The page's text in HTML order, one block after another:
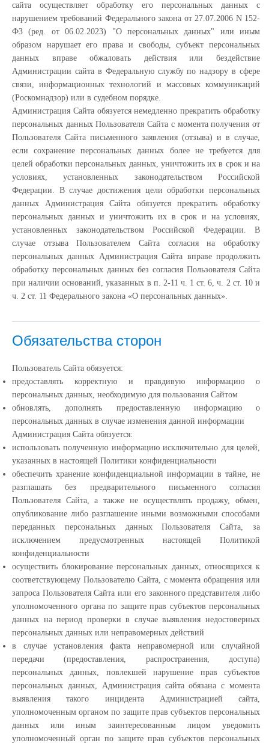
сайта осуществляет обработку его персональных данных с
нарушением требований Федерального закона от 27.07.2006 N 152-
ФЗ (ред. от 06.02.2023) "О персональных данных" или иным
образом нарушает его права и свободы, субъект персональных
данных вправе обжаловать действия или бездействие
Администрации сайта в Федеральную службу по надзору в сфере
связи, информационных технологий и массовых коммуникаций
(Роскомнадзор) или в судебном порядке.
Администрация Сайта обязуется немедленно прекратить обработку
персональных данных Пользователя Сайта с момента получения от
Пользователя Сайта письменного заявления (отзыва) и в случае,
если сохранение персональных данных более не требуется для
целей обработки персональных данных, уничтожить их в срок и на
условиях, установленных законодательством Российской
Федерации. В случае достижения цели обработки персональных
данных Администрация Сайта обязуется прекратить обработку
персональных данных и уничтожить их в срок и на условиях,
установленных законодательством Российской Федерации. В
случае отзыва Пользователем Сайта согласия на обработку
персональных данных Администрация Сайта вправе продолжить
обработку персональных данных без согласия Пользователя Сайта
при наличии оснований, указанных в п. 2-11 ч. 1 ст. 6, ч. 2 ст. 10 и
ч. 2 ст. 11 Федерального закона «О персональных данных».
Обязательства сторон
Пользователь Сайта обязуется:
предоставлять корректную и правдивую информацию о
персональных данных, необходимую для пользования Сайтом
обновлять, дополнять предоставленную информацию о
персональных данных в случае изменения данной информации
Администрация Сайта обязуется:
использовать полученную информацию исключительно для целей,
указанных в настоящей Политики конфиденциальности
обеспечить хранение конфиденциальной информации в тайне, не
разглашать без предварительного письменного согласия
Пользователя Сайта, а также не осуществлять продажу, обмен,
опубликование либо разглашение иными возможными способами
переданных персональных данных Пользователя Сайта, за
исключением предусмотренных настоящей Политикой
конфиденциальности
осуществить блокирование персональных данных, относящихся к
соответствующему Пользователю Сайта, с момента обращения или
запроса Пользователя Сайта или его законного представителя либо
уполномоченного органа по защите прав субъектов персональных
данных на период проверки в случае выявления недостоверных
персональных данных или неправомерных действий
в случае установления факта неправомерной или случайной
передачи (предоставления, распространения, доступа)
персональных данных, повлекшей нарушение прав субъектов
персональных данных, Администрация сайта обязана с момента
выявления такого инцидента Администрацией сайта,
уполномоченным органом по защите прав субъектов персональных
данных или иным заинтересованным лицом уведомить
уполномоченный орган по защите прав субъектов персональных